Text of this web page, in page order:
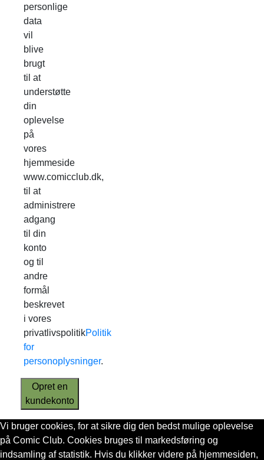
personlige
data
vil
blive
brugt
til at
understøtte
din
oplevelse
på
vores
hjemmeside
www.comicclub.dk,
til at
administrere
adgang
til din
konto
og til
andre
formål
beskrevet
i vores
privatlivspolitikPolitik
for
personoplysninger.
Opret en
kundekonto
Vi bruger cookies, for at sikre dig den bedst mulige oplevelse
på Comic Club. Cookies bruges til markedsføring og
indsamling af statistik. Hvis du klikker videre på hjemmesiden,